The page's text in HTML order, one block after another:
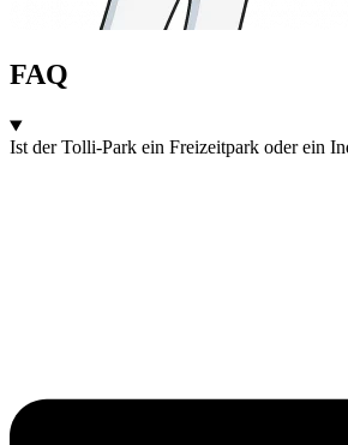
FAQ
Ist der Tolli-Park ein Freizeitpark oder ein